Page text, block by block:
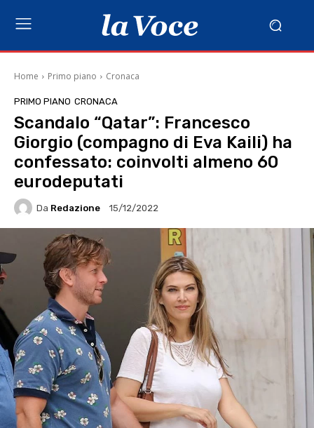
Home Primo piano Cronaca
PRIMO PIANO CRONACA
Scandalo “Qatar”: Francesco
Giorgio (compagno di Eva Kaili) ha
confessato: coinvolti almeno 60
eurodeputati
Da Redazione 15/12/2022